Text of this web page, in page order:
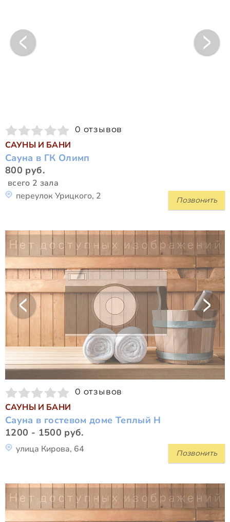
0 отзывов
САУНЫ И БАНИ
Сауна в ГК Олимп
800 руб.
всего 2 зала
Позвонить
переулок Урицкого, 2
0 отзывов
САУНЫ И БАНИ
Сауна в гостевом доме Теплый Н
1200 - 1500 руб.
Позвонить
улица Кирова, 64